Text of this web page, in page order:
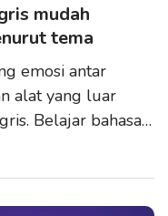
mudah
tema
emosi antar
alat yang luar
Belajar bahasa…